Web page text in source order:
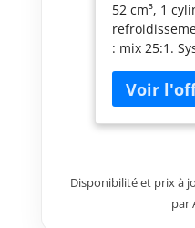
bordure
Lames
52 cm³, 1
: mix 25:1.
démarrage
ajustable.
très robuste.
normes: CE,
Disponibilité et prix à
par